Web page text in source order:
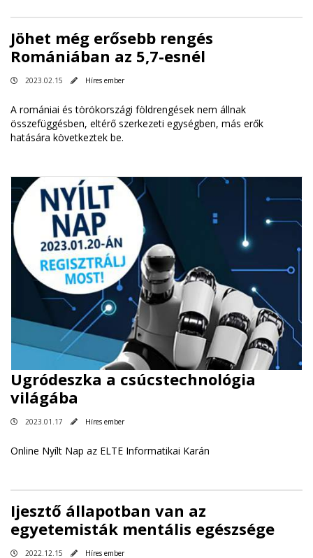
Jöhet még erősebb rengés
Romániában az 5,7-esnél
2023.02.15 Híres ember
A romániai és törökországi földrengések nem állnak
összefüggésben, eltérő szerkezeti egységben, más erők
hatására következtek be.
Ugródeszka a csúcstechnológia
világába
2023.01.17 Híres ember
Online Nyílt Nap az ELTE Informatikai Karán
Ijesztő állapotban van az
egyetemisták mentális egészsége
2022.12.15 Híres ember